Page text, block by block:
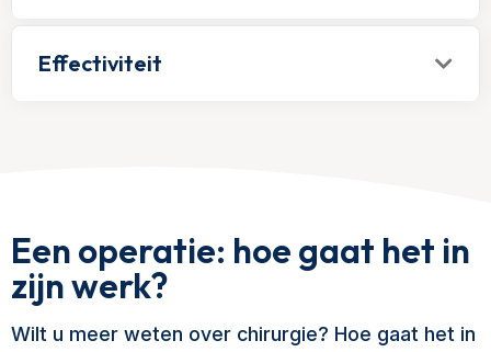
Effectiviteit
Een operatie: hoe gaat het in
zijn werk?
Wilt u meer weten over chirurgie? Hoe gaat het in